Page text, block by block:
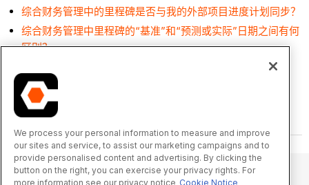
综合财务管理中的里程碑是否与我的外部项目进度计划同步？
综合财务管理中里程碑的“基准”和“预测或实际”日期之间有何
区别？
We process your personal information to measure and improve
our sites and service, to assist our marketing campaigns and to
provide personalised content and advertising. By clicking the
button on the right, you can exercise your privacy rights. For
more information see our privacy notice Cookie Notice